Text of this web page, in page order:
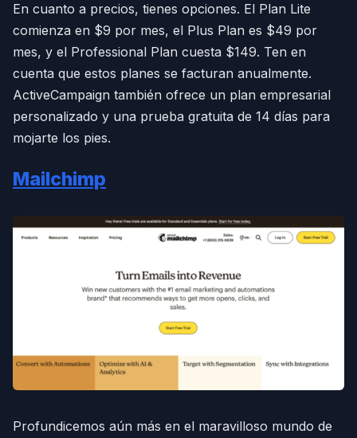
En cuanto a precios, tienes opciones. El Plan Lite
comienza en $9 por mes, el Plus Plan es $49 por
mes, y el Professional Plan cuesta $149. Ten en
cuenta que estos planes se facturan anualmente.
ActiveCampaign también ofrece un plan empresarial
personalizado y una prueba gratuita de 14 días para
mojarte los pies.
Mailchimp
Profundicemos aún más en el maravilloso mundo de